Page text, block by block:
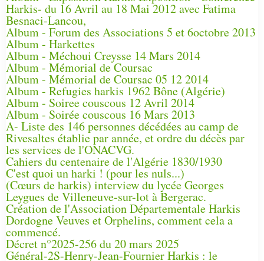
Harkis- du 16 Avril au 18 Mai 2012 avec Fatima
Besnaci-Lancou,
Album - Forum des Associations 5 et 6octobre 2013
Album - Harkettes
Album - Méchoui Creysse 14 Mars 2014
Album - Mémorial de Coursac
Album - Mémorial de Coursac 05 12 2014
Album - Refugies harkis 1962 Bône (Algérie)
Album - Soiree couscous 12 Avril 2014
Album - Soirée couscous 16 Mars 2013
A- Liste des 146 personnes décédées au camp de
Rivesaltes établie par année, et ordre du décès par
les services de l'ONACVG.
Cahiers du centenaire de l'Algérie 1830/1930
C'est quoi un harki ! (pour les nuls...)
(Cœurs de harkis) interview du lycée Georges
Leygues de Villeneuve-sur-lot à Bergerac.
Création de l'Association Départementale Harkis
Dordogne Veuves et Orphelins, comment cela a
commencé.
Décret n°2025-256 du 20 mars 2025
Général-2S-Henry-Jean-Fournier Harkis : le